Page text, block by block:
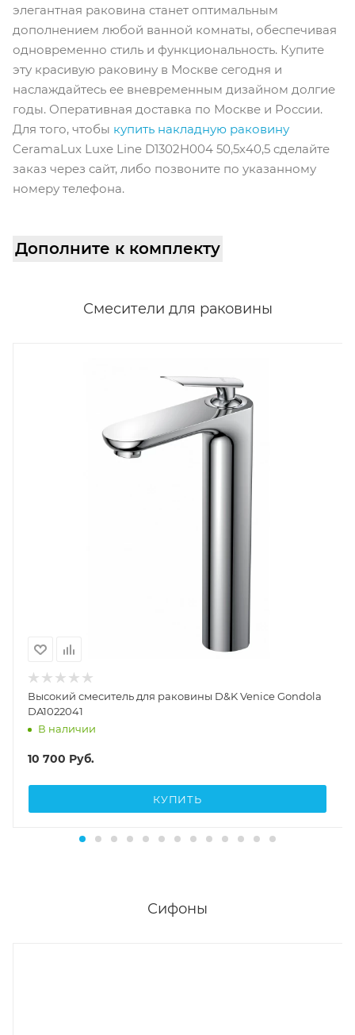
элегантная раковина станет оптимальным
дополнением любой ванной комнаты, обеспечивая
одновременно стиль и функциональность. Купите
эту красивую раковину в Москве сегодня и
наслаждайтесь ее вневременным дизайном долгие
годы. Оперативная доставка по Москве и России.
Для того, чтобы купить накладную раковину
CeramaLux Luxe Line D1302H004 50,5х40,5 cделайте
заказ через сайт, либо позвоните по указанному
номеру телефона.
Дополните к комплекту
Смесители для раковины
Высокий смеситель для раковины D&K Venice Gondola
DA1022041
В наличии
10 700 Руб.
КУПИТЬ
Сифоны